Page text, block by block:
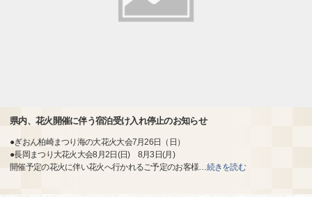
県内、花火開催に伴う宿泊受け入れ停止のお知らせ
●ぎおん柏崎まつり海の大花火大会7月26日（日）
●長岡まつり大花火大会8月2日(日) 8月3日(月)
開催予定の花火に伴い花火へ行かれるご予定のお客様…続きを読む